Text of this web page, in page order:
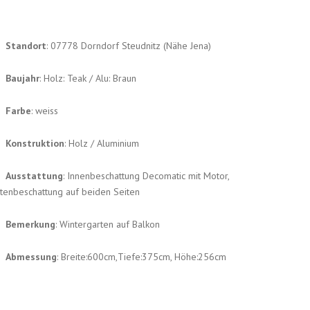
Standort: 07778 Dorndorf Steudnitz (Nähe Jena)
Baujahr: Holz: Teak / Alu: Braun
Farbe: weiss
Konstruktion: Holz / Aluminium
Ausstattung: Innenbeschattung Decomatic mit Motor,
auf beiden Seiten
Bemerkung: Wintergarten auf Balkon
Abmessung: Breite:600cm,Tiefe:375cm, Höhe:256cm